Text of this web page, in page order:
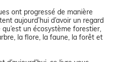
ont progressé de manière
aujourd’hui d’avoir un regard
un écosystème forestier,
la flore, la faune, la forêt et